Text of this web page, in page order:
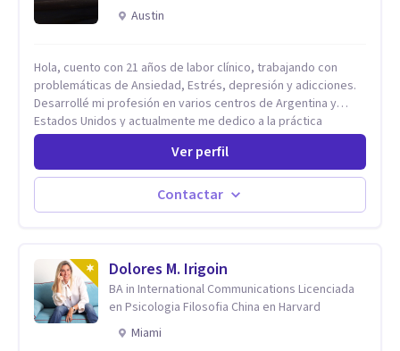
Austin
Hola, cuento con 21 años de labor clínico, trabajando con
problemáticas de Ansiedad, Estrés, depresión y adicciones.
Desarrollé mi profesión en varios centros de Argentina y
Estados Unidos y actualmente me dedico a la práctica
privada. Utilizo terapias cognitivas conductuales basadas en
evidencia científica con comprobados resultados. Los
objetivos terapéuticos están centrados en brindar
herramientas concretas para el cambio, que permitan
desarrollar nuevas habilidades y estrategias basadas en la
Ver perfil
Contactar
Dolores M. Irigoin
BA in International Communications Licenciada
en Psicologia Filosofia China en Harvard
Miami